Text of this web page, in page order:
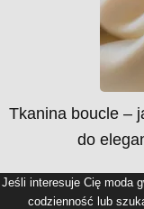
Tkanina boucle –
do
Jeśli interesuje Cię moda
codzienność lub